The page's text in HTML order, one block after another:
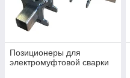
Позиционеры для
электромуфтовой сварки